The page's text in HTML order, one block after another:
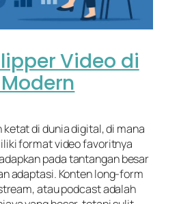
Video di
di dunia digital, di mana
format video favoritnya
pada tantangan besar
adaptasi. Konten long-form
atau podcast adalah